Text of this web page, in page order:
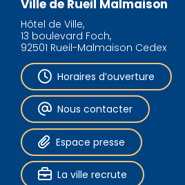
Ville de Rueil Malmaison
Hôtel de Ville,
13 boulevard Foch,
92501 Rueil-Malmaison Cedex
Horaires d’ouverture
Nous contacter
Espace presse
La ville recrute